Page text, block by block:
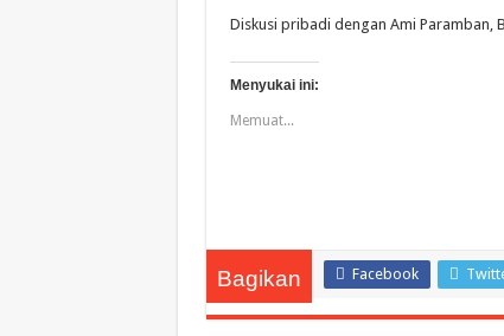
Diskusi pribadi dengan Ami Paramban,
Menyukai ini:
Memuat...
Bagikan Facebook